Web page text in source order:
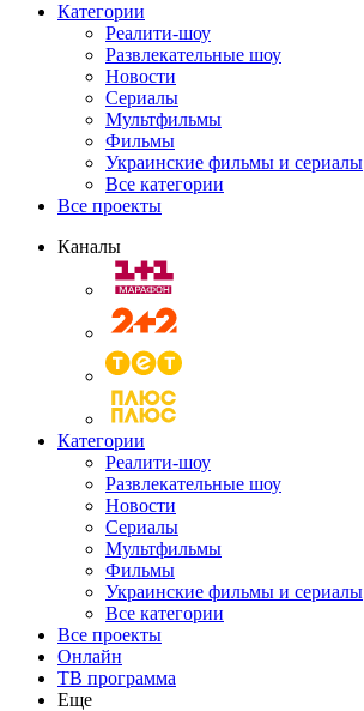
Категории
Реалити-шоу
Развлекательные шоу
Новости
Сериалы
Мультфильмы
Фильмы
Украинские фильмы и сериалы
Все категории
Все проекты
Каналы
Категории
Реалити-шоу
Развлекательные шоу
Новости
Сериалы
Мультфильмы
Фильмы
Украинские фильмы и сериалы
Все категории
Все проекты
Онлайн
ТВ программа
Еще